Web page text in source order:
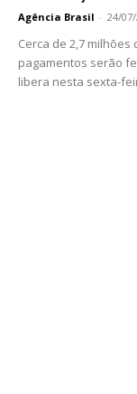
Agência Brasil - 24/
Cerca de 2,7
pagamentos serão
libera nesta sexta-